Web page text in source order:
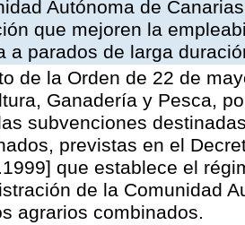
Autónoma de
que mejoren la
a parados de larga
de la Orden de 22 de
Ganadería y Pesca,
subvenciones
previstas en el
que establece el
de la Comunidad
agrarios combinados.